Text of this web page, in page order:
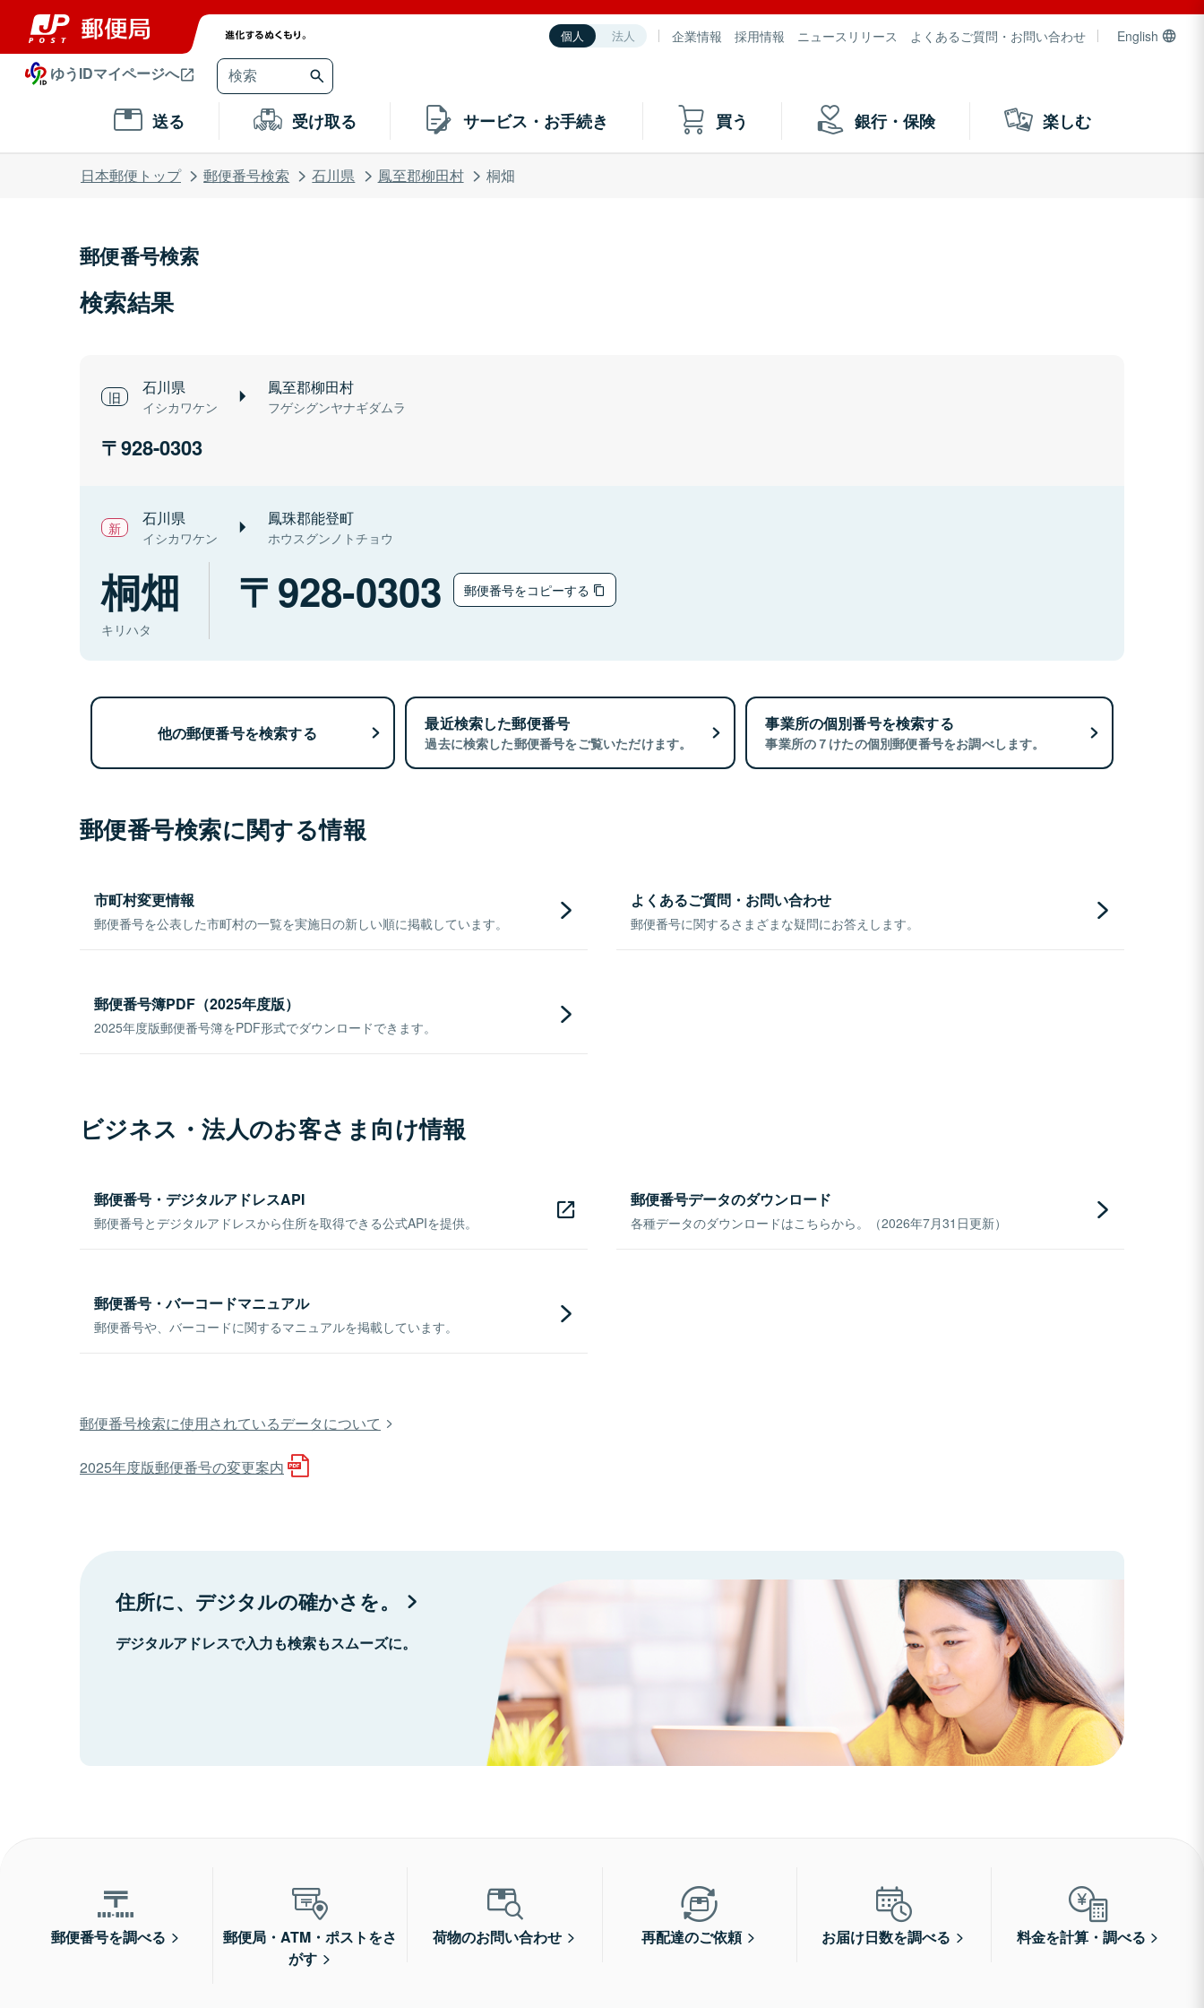
個人 法人 企業情報 採用情報 ニュースリリース よくあるご質問・お問い合わせ English
ゆうIDマイページへ
送る 受け取る サービス・お手続き 買う 銀行・保険 楽しむ
日本郵便トップ 郵便番号検索 石川県 鳳至郡柳田村 桐畑
郵便番号検索
検索結果
石川県
イシカワケン
鳳至郡柳田村
フゲシグンヤナギダムラ
928-0303
石川県
イシカワケン
鳳珠郡能登町
ホウスグンノトチョウ
桐畑
キリハタ
928-0303 郵便番号をコピーする
他の郵便番号を検索する 最近検索した郵便番号
過去に検索した郵便番号をご覧いただけます。
事業所の個別番号を検索する
事業所の７けたの個別郵便番号をお調べします。
郵便番号検索に関する情報
市町村変更情報
郵便番号を公表した市町村の一覧を実施日の新しい順に掲載しています。
よくあるご質問・お問い合わせ
郵便番号に関するさまざまな疑問にお答えします。
郵便番号簿PDF（2025年度版）
2025年度版郵便番号簿をPDF形式でダウンロードできます。
ビジネス・法人のお客さま向け情報
郵便番号・デジタルアドレスAPI
郵便番号とデジタルアドレスから住所を取得できる公式APIを提供。
郵便番号データのダウンロード
各種データのダウンロードはこちらから。（2026年7月31日更新）
郵便番号・バーコードマニュアル
郵便番号や、バーコードに関するマニュアルを掲載しています。
郵便番号検索に使用されているデータについて
2025年度版郵便番号の変更案内
住所に、デジタルの確かさを。
デジタルアドレスで入力も検索もスムーズに。
郵便番号を調べる
郵便局・ATM・ポストをさ
がす
荷物のお問い合わせ 再配達のご依頼 お届け日数を調べる 料金を計算・調べる